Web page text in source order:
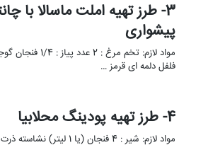
3- طرز تهیه املت ماسالا با
پیشواری
فلفل دلمه ای قرمز …
4- طرز تهیه پودینگ محلابیا